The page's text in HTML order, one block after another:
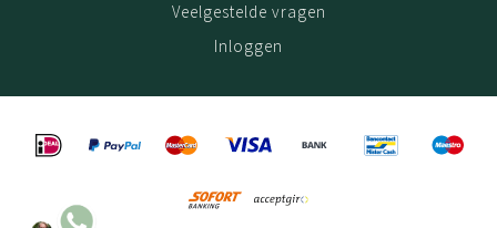
Veelgestelde vragen
Inloggen